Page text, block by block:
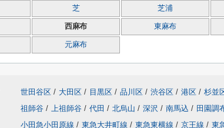
芝 芝浦
西麻布 東麻布
元麻布
世田谷区 / 大田区 / 目黒区 / 品川区 / 渋谷区 / 港区 / 杉並
祖師谷 / 上祖師谷 / 代田 / 北烏山 / 深沢 / 南馬込 / 田園調
小田急小田原線 / 東急大井町線 / 東急東横線 / 京王線 / 東